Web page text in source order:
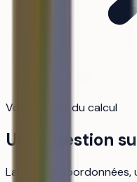
Voir le détail du calcul
Une question
Laisse tes